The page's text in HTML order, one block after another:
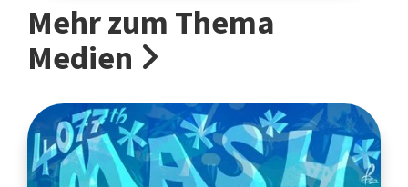
Mehr zum Thema
Medien